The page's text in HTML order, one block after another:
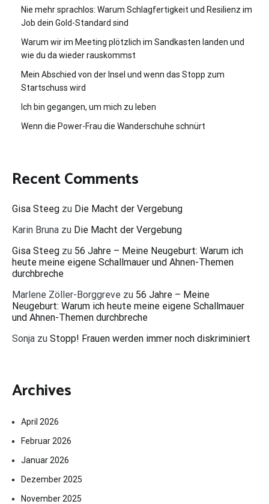
Nie mehr sprachlos: Warum Schlagfertigkeit und Resilienz im
Job dein Gold-Standard sind
Warum wir im Meeting plötzlich im Sandkasten landen und
wie du da wieder rauskommst
Mein Abschied von der Insel und wenn das Stopp zum
Startschuss wird
Ich bin gegangen, um mich zu leben
Wenn die Power-Frau die Wanderschuhe schnürt
Recent Comments
Gisa Steeg zu Die Macht der Vergebung
Karin Bruna zu Die Macht der Vergebung
Gisa Steeg zu 56 Jahre – Meine Neugeburt: Warum ich
heute meine eigene Schallmauer und Ahnen-Themen
durchbreche
Marlene Zöller-Borggreve zu 56 Jahre – Meine
Neugeburt: Warum ich heute meine eigene Schallmauer
und Ahnen-Themen durchbreche
Sonja zu Stopp! Frauen werden immer noch diskriminiert
Archives
April 2026
Februar 2026
Januar 2026
Dezember 2025
November 2025